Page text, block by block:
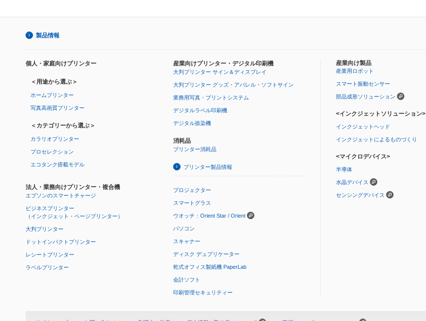
製品情報
個人・家庭向けプリンター
＜用途から選ぶ＞
ホームプリンター
写真高画質プリンター
＜カテゴリーから選ぶ＞
カラリオプリンター
プロセレクション
エコタンク搭載モデル
法人・業務向けプリンター・複合機
エプソンのスマートチャージ
ビジネスプリンター
（インクジェット・ページプリンター）
大判プリンター
ドットインパクトプリンター
レシートプリンター
ラベルプリンター
産業向けプリンター・デジタル印刷機
大判プリンター サイン＆ディスプレイ
大判プリンター グッズ・アパレル・ソフトサイン
業務用写真・プリントシステム
デジタルラベル印刷機
デジタル捺染機
消耗品
プリンター消耗品
プリンター製品情報
プロジェクター
スマートグラス
ウオッチ：Orient Star / Orient
パソコン
スキャナー
ディスク デュプリケーター
乾式オフィス製紙機 PaperLab
会計ソフト
印刷管理セキュリティー
産業向け製品
産業用ロボット
スマート振動センサー
部品成形ソリューション
<インクジェットソリューション>
インクジェットヘッド
インクジェットによるものづくり
<マイクロデバイス>
半導体
水晶デバイス
センシングデバイス